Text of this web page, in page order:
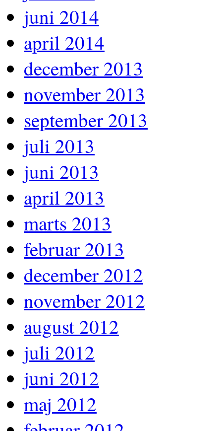
juni 2014
april 2014
december 2013
november 2013
september 2013
juli 2013
juni 2013
april 2013
marts 2013
februar 2013
december 2012
november 2012
august 2012
juli 2012
juni 2012
maj 2012